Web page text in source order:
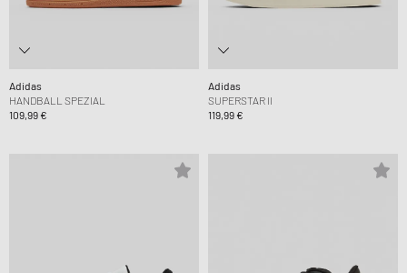
Adidas
HANDBALL SPEZIAL
109,99 €
Adidas
SUPERSTAR II
119,99 €